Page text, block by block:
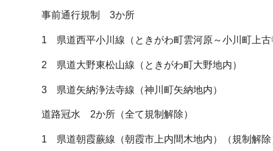
事前通行規制 3か所
1 県道西平小川線（ときがわ町雲河原～小川町上古
2 県道大野東松山線（ときがわ町大野地内）
3 県道矢納浄法寺線（神川町矢納地内）
道路冠水 2か所（全て規制解除）
1 県道朝霞蕨線（朝霞市上内間木地内）（規制解除